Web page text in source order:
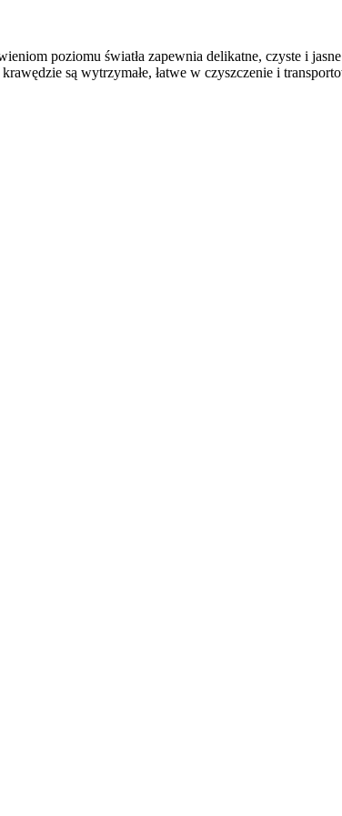
poziomu światła zapewnia delikatne, czyste i
są wytrzymałe, łatwe w czyszczenie i